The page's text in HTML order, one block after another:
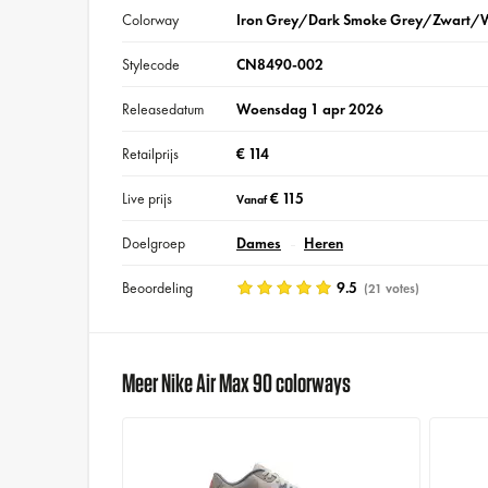
Colorway Iron Grey/Dark Smoke Grey/Zwart/
Stylecode CN8490-002
Releasedatum Woensdag 1 apr 2026
Retailprijs € 114
Live prijs Vanaf€ 115
Doelgroep Dames Heren
Beoordeling 9.5 (21 votes)
Meer Nike Air Max 90 colorways